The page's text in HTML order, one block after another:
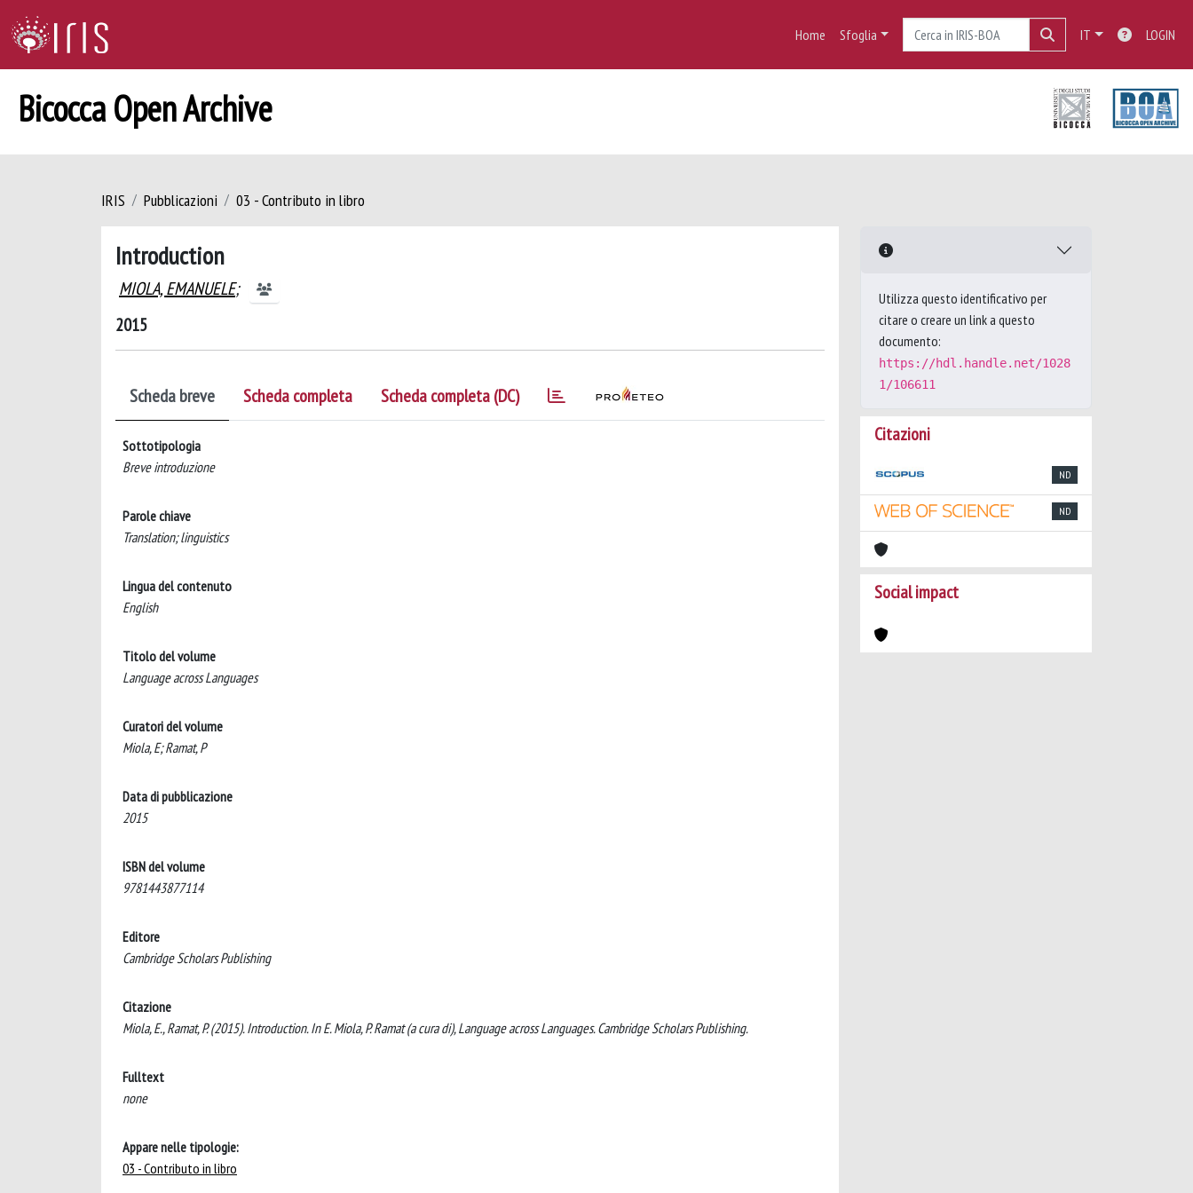
Home Sfoglia IT LOGIN
Bicocca Open Archive
IRIS Pubblicazioni 03 - Contributo in libro
Introduction
MIOLA, EMANUELE;
2015
Scheda breve Scheda completa Scheda completa (DC)
Sottotipologia
Breve introduzione
Parole chiave
Translation; linguistics
Lingua del contenuto
English
Titolo del volume
Language across Languages
Curatori del volume
Miola, E; Ramat, P
Data di pubblicazione
2015
ISBN del volume
9781443877114
Editore
Cambridge Scholars Publishing
Citazione
Miola, E., Ramat, P. (2015). Introduction. In E. Miola, P. Ramat (a cura di), Language across Languages. Cambridge Scholars Publishing.
Fulltext
none
Appare nelle tipologie:
03 - Contributo in libro
Utilizza questo identificativo per
citare o creare un link a questo
documento:
https://hdl.handle.net/1028
1/106611
Citazioni
ND
ND
Social impact